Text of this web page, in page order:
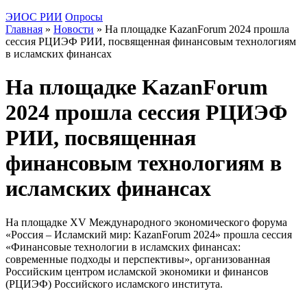
ЭИОС РИИ Опросы
Главная » Новости » На площадке KazanForum 2024 прошла
сессия РЦИЭФ РИИ, посвященная финансовым технологиям
в исламских финансах
На площадке KazanForum
2024 прошла сессия РЦИЭФ
РИИ, посвященная
финансовым технологиям в
исламских финансах
На площадке XV Международного экономического форума
«Россия – Исламский мир: KazanForum 2024» прошла сессия
«Финансовые технологии в исламских финансах:
современные подходы и перспективы», организованная
Российским центром исламской экономики и финансов
(РЦИЭФ) Российского исламского института.